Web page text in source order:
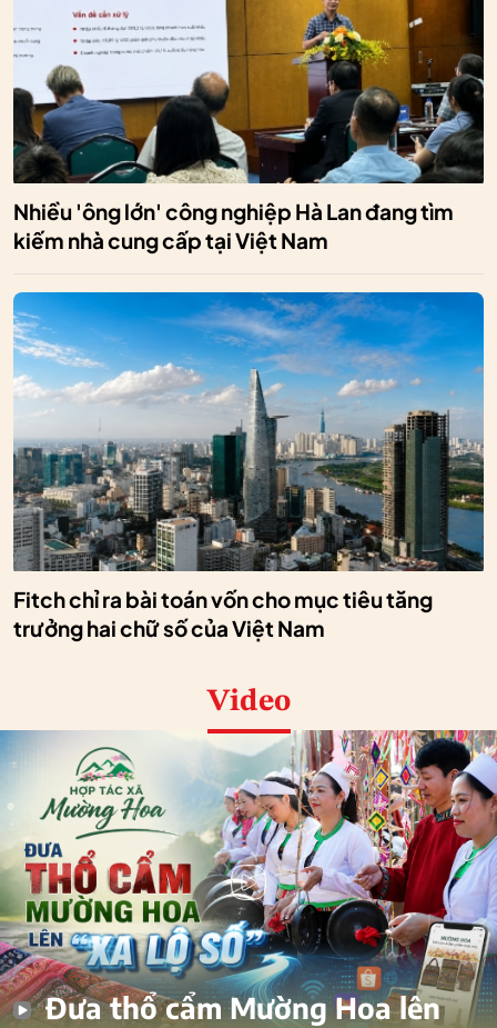
Nhiều 'ông lớn' công nghiệp Hà Lan đang tìm
kiếm nhà cung cấp tại Việt Nam
Fitch chỉ ra bài toán vốn cho mục tiêu tăng
trưởng hai chữ số của Việt Nam
Video
Đưa thổ cẩm Mường Hoa lên